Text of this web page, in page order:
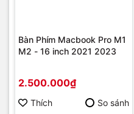
Bàn Phím Macbook Pro M1
M2 - 16 inch 2021 2023
2.500.000₫
Thích So sánh